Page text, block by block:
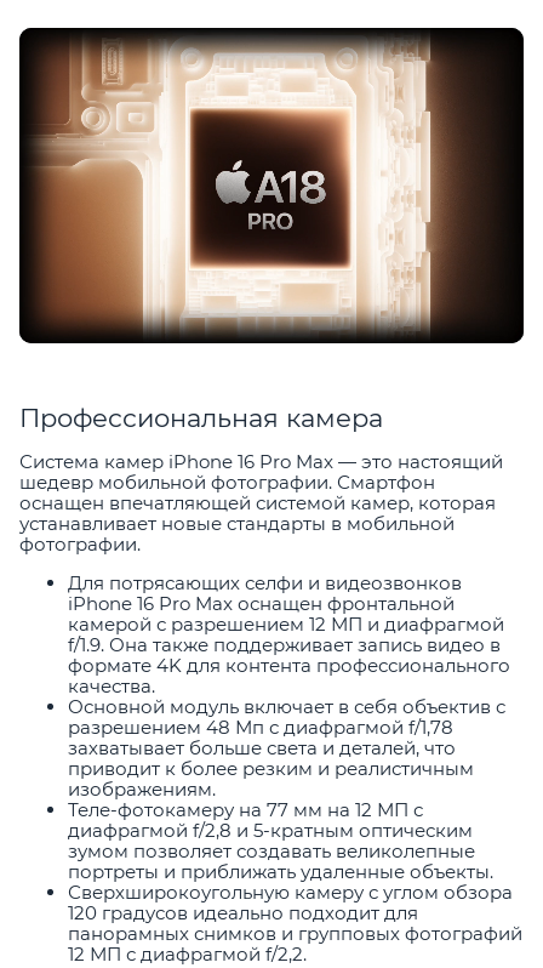
Профессиональная камера
Система камер iPhone 16 Pro Max — это настоящий
шедевр мобильной фотографии. Смартфон
оснащен впечатляющей системой камер, которая
устанавливает новые стандарты в мобильной
фотографии.
Для потрясающих селфи и видеозвонков
iPhone 16 Pro Max оснащен фронтальной
камерой с разрешением 12 МП и диафрагмой
f/1.9. Она также поддерживает запись видео в
формате 4K для контента профессионального
качества.
Основной модуль включает в себя объектив с
разрешением 48 Мп с диафрагмой f/1,78
захватывает больше света и деталей, что
приводит к более резким и реалистичным
изображениям.
Теле-фотокамеру на 77 мм на 12 МП с
диафрагмой f/2,8 и 5-кратным оптическим
зумом позволяет создавать великолепные
портреты и приближать удаленные объекты.
Сверхширокоугольную камеру с углом обзора
120 градусов идеально подходит для
панорамных снимков и групповых фотографий
12 МП с диафрагмой f/2,2.